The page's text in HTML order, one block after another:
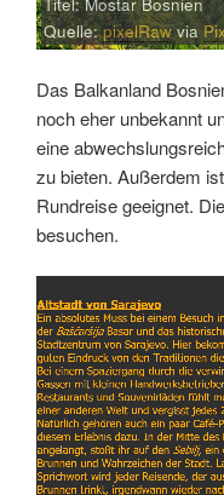
Quelle:pixelRawvia
Das Balkanland
noch eher unbekannt
eine
zu bieten. Außerdem
Rundreise geeignet.
besuchen.